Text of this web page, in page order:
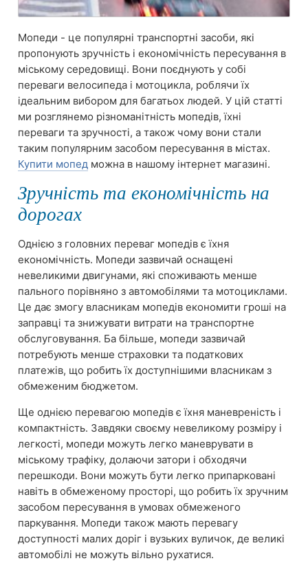
Мопеди - це популярні транспортні засоби, які
пропонують зручність і економічність пересування в
міському середовищі. Вони поєднують у собі
переваги велосипеда і мотоцикла, роблячи їх
ідеальним вибором для багатьох людей. У цій статті
ми розглянемо різноманітність мопедів, їхні
переваги та зручності, а також чому вони стали
таким популярним засобом пересування в містах.
Купити мопед можна в нашому інтернет магазині.
Зручність та економічність на
дорогах
Однією з головних переваг мопедів є їхня
економічність. Мопеди зазвичай оснащені
невеликими двигунами, які споживають менше
пального порівняно з автомобілями та мотоциклами.
Це дає змогу власникам мопедів економити гроші на
заправці та знижувати витрати на транспортне
обслуговування. Ба більше, мопеди зазвичай
потребують менше страховки та податкових
платежів, що робить їх доступнішими власникам з
обмеженим бюджетом.
Ще однією перевагою мопедів є їхня маневреність і
компактність. Завдяки своєму невеликому розміру і
легкості, мопеди можуть легко маневрувати в
міському трафіку, долаючи затори і обходячи
перешкоди. Вони можуть бути легко припарковані
навіть в обмеженому просторі, що робить їх зручним
засобом пересування в умовах обмеженого
паркування. Мопеди також мають перевагу
доступності малих доріг і вузьких вуличок, де великі
автомобілі не можуть вільно рухатися.